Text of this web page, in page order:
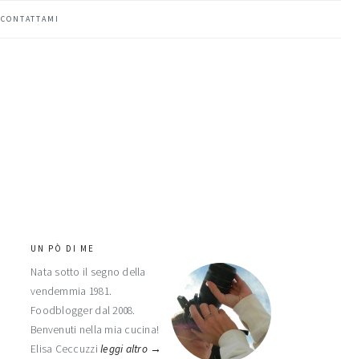
CONTATTAMI
barra
laterale
primaria
UN PÒ DI ME
Nata sotto il segno della
vendemmia 1981.
Foodblogger dal 2008.
Benvenuti nella mia cucina!
Elisa Ceccuzzileggi altro →